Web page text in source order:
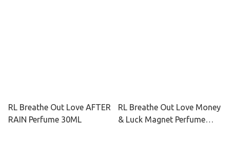
RL Breathe Out Love AFTER
RAIN Perfume 30ML
RL Breathe Out Love Money
& Luck Magnet Perfume